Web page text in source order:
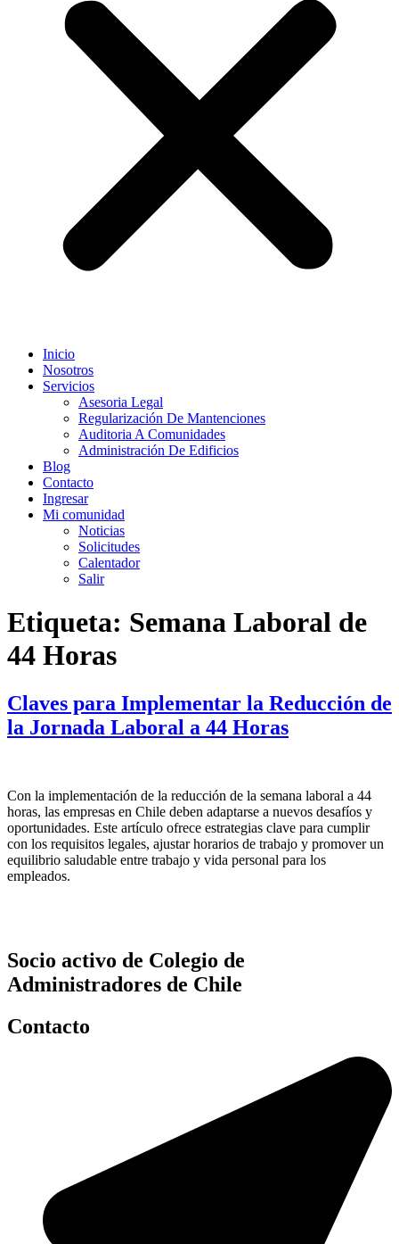
Inicio
Nosotros
Servicios
Asesoria Legal
Regularización De Mantenciones
Auditoria A Comunidades
Administración De Edificios
Blog
Contacto
Ingresar
Mi comunidad
Noticias
Solicitudes
Calentador
Salir
Etiqueta: Semana Laboral de
44 Horas
Claves para Implementar la Reducción de
la Jornada Laboral a 44 Horas
Con la implementación de la reducción de la semana laboral a 44
horas, las empresas en Chile deben adaptarse a nuevos desafíos y
oportunidades. Este artículo ofrece estrategias clave para cumplir
con los requisitos legales, ajustar horarios de trabajo y promover un
equilibrio saludable entre trabajo y vida personal para los
empleados.
Socio activo de Colegio de
Administradores de Chile
Contacto